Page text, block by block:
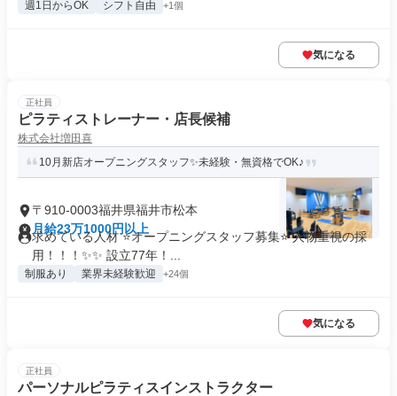
週1日からOK シフト自由 +1個
気になる
正社員
ピラティストレーナー・店長候補
株式会社増田喜
10月新店オープニングスタッフ✨未経験・無資格でOK♪
〒910-0003福井県福井市松本
月給23万1000円以上
求めている人材 ⭐オープニングスタッフ募集⭐ 人物重視の採
用！！！✨✨ 設立77年！...
制服あり 業界未経験歓迎 +24個
気になる
正社員
パーソナルピラティスインストラクター